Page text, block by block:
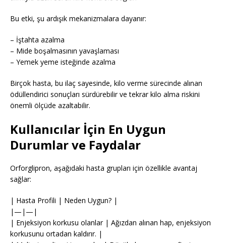
Bu etki, şu ardışık mekanizmalara dayanır:
– İştahta azalma
– Mide boşalmasının yavaşlaması
– Yemek yeme isteğinde azalma
Birçok hasta, bu ilaç sayesinde, kilo verme sürecinde alınan
ödüllendirici sonuçları sürdürebilir ve tekrar kilo alma riskini
önemli ölçüde azaltabilir.
Kullanıcılar İçin En Uygun
Durumlar ve Faydalar
Orforglipron, aşağıdaki hasta grupları için özellikle avantaj
sağlar:
| Hasta Profili | Neden Uygun? |
|—|—|
| Enjeksiyon korkusu olanlar | Ağızdan alınan hap, enjeksiyon
korkusunu ortadan kaldırır. |